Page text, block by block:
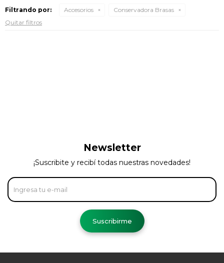
Filtrando por: Accesorios
Conservadora Brasas
Quitar filtros
Newsletter
¡Suscribite y recibí todas nuestras novedades!
Suscribirme